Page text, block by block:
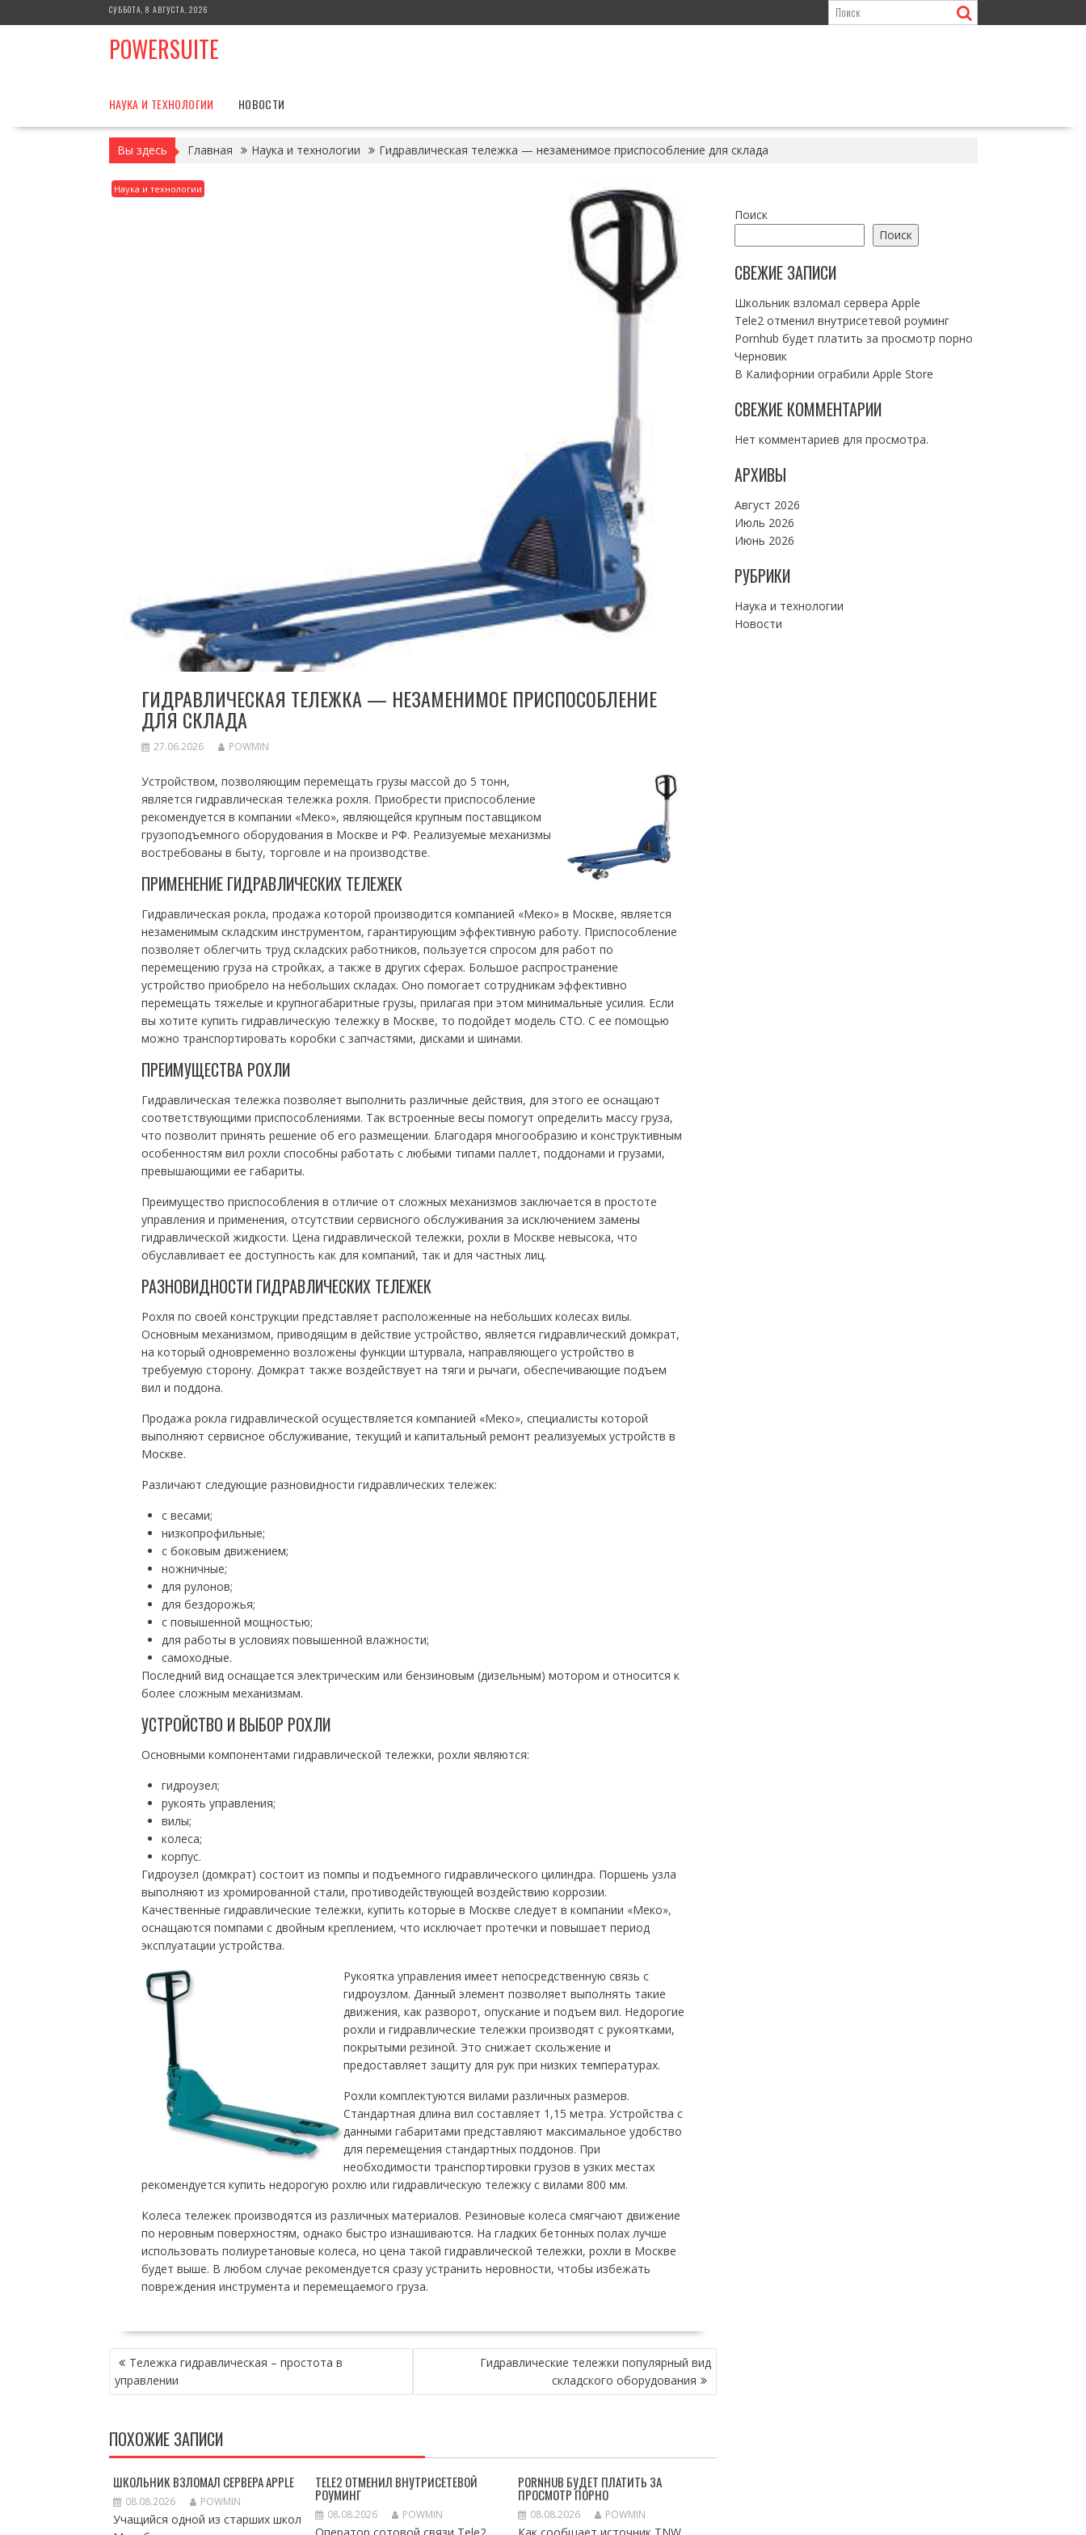
к
СУББОТА, 8 АВГУСТА, 2026
POWERSUITE
НАУКА И ТЕХНОЛОГИИ НОВОСТИ
Вы здесь Главная Наука и технологии Гидравлическая тележка — незаменимое приспособление для склада
Наука и технологии
ГИДРАВЛИЧЕСКАЯ ТЕЛЕЖКА — НЕЗАМЕНИМОЕ ПРИСПОСОБЛЕНИЕ
ДЛЯ СКЛАДА
27.06.2026 POWMIN
Устройством, позволяющим перемещать грузы массой до 5 тонн,
является гидравлическая тележка рохля. Приобрести приспособление
рекомендуется в компании «Меко», являющейся крупным поставщиком
грузоподъемного оборудования в Москве и РФ. Реализуемые механизмы
востребованы в быту, торговле и на производстве.
ПРИМЕНЕНИЕ ГИДРАВЛИЧЕСКИХ ТЕЛЕЖЕК
Гидравлическая рокла, продажа которой производится компанией «Меко» в Москве, является
незаменимым складским инструментом, гарантирующим эффективную работу. Приспособление
позволяет облегчить труд складских работников, пользуется спросом для работ по
перемещению груза на стройках, а также в других сферах. Большое распространение
устройство приобрело на небольших складах. Оно помогает сотрудникам эффективно
перемещать тяжелые и крупногабаритные грузы, прилагая при этом минимальные усилия. Если
вы хотите купить гидравлическую тележку в Москве, то подойдет модель СТО. С ее помощью
можно транспортировать коробки с запчастями, дисками и шинами.
ПРЕИМУЩЕСТВА РОХЛИ
Гидравлическая тележка позволяет выполнить различные действия, для этого ее оснащают
соответствующими приспособлениями. Так встроенные весы помогут определить массу груза,
что позволит принять решение об его размещении. Благодаря многообразию и конструктивным
особенностям вил рохли способны работать с любыми типами паллет, поддонами и грузами,
превышающими ее габариты.
Преимущество приспособления в отличие от сложных механизмов заключается в простоте
управления и применения, отсутствии сервисного обслуживания за исключением замены
гидравлической жидкости. Цена гидравлической тележки, рохли в Москве невысока, что
обуславливает ее доступность как для компаний, так и для частных лиц.
РАЗНОВИДНОСТИ ГИДРАВЛИЧЕСКИХ ТЕЛЕЖЕК
Рохля по своей конструкции представляет расположенные на небольших колесах вилы.
Основным механизмом, приводящим в действие устройство, является гидравлический домкрат,
на который одновременно возложены функции штурвала, направляющего устройство в
требуемую сторону. Домкрат также воздействует на тяги и рычаги, обеспечивающие подъем
вил и поддона.
Продажа рокла гидравлической осуществляется компанией «Меко», специалисты которой
выполняют сервисное обслуживание, текущий и капитальный ремонт реализуемых устройств в
Москве.
Различают следующие разновидности гидравлических тележек:
с весами;
низкопрофильные;
с боковым движением;
ножничные;
для рулонов;
для бездорожья;
с повышенной мощностью;
для работы в условиях повышенной влажности;
самоходные.
Последний вид оснащается электрическим или бензиновым (дизельным) мотором и относится к
более сложным механизмам.
УСТРОЙСТВО И ВЫБОР РОХЛИ
Основными компонентами гидравлической тележки, рохли являются:
гидроузел;
рукоять управления;
вилы;
колеса;
корпус.
Гидроузел (домкрат) состоит из помпы и подъемного гидравлического цилиндра. Поршень узла
выполняют из хромированной стали, противодействующей воздействию коррозии.
Качественные гидравлические тележки, купить которые в Москве следует в компании «Меко»,
оснащаются помпами с двойным креплением, что исключает протечки и повышает период
эксплуатации устройства.
Рукоятка управления имеет непосредственную связь с
гидроузлом. Данный элемент позволяет выполнять такие
движения, как разворот, опускание и подъем вил. Недорогие
рохли и гидравлические тележки производят с рукоятками,
покрытыми резиной. Это снижает скольжение и
предоставляет защиту для рук при низких температурах.
Рохли комплектуются вилами различных размеров.
Стандартная длина вил составляет 1,15 метра. Устройства с
данными габаритами представляют максимальное удобство
для перемещения стандартных поддонов. При
необходимости транспортировки грузов в узких местах
рекомендуется купить недорогую рохлю или гидравлическую тележку с вилами 800 мм.
Колеса тележек производятся из различных материалов. Резиновые колеса смягчают движение
по неровным поверхностям, однако быстро изнашиваются. На гладких бетонных полах лучше
использовать полиуретановые колеса, но цена такой гидравлической тележки, рохли в Москве
будет выше. В любом случае рекомендуется сразу устранить неровности, чтобы избежать
повреждения инструмента и перемещаемого груза.
НАВИГАЦИЯ
ПО
ЗАПИСЯМ
Тележка гидравлическая – простота в
управлении
Гидравлические тележки популярный вид
складского оборудования
ПОХОЖИЕ ЗАПИСИ
ШКОЛЬНИК ВЗЛОМАЛ СЕРВЕРА APPLE
08.08.2026 POWMIN
Учащийся одной из старших школ
TELE2 ОТМЕНИЛ ВНУТРИСЕТЕВОЙ
РОУМИНГ
08.08.2026 POWMIN
Оператор сотовой связи Tele2
PORNHUB БУДЕТ ПЛАТИТЬ ЗА
ПРОСМОТР ПОРНО
08.08.2026 POWMIN
Как сообщает источник TNW,
Поиск
Поиск
СВЕЖИЕ ЗАПИСИ
Школьник взломал сервера Apple
Tele2 отменил внутрисетевой роуминг
Pornhub будет платить за просмотр порно
Черновик
В Калифорнии ограбили Apple Store
СВЕЖИЕ КОММЕНТАРИИ
Нет комментариев для просмотра.
АРХИВЫ
Август 2026
Июль 2026
Июнь 2026
РУБРИКИ
Наука и технологии
Новости